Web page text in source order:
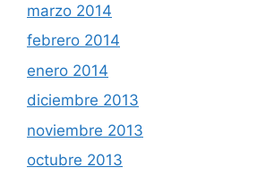
marzo 2014
febrero 2014
enero 2014
diciembre 2013
noviembre 2013
octubre 2013